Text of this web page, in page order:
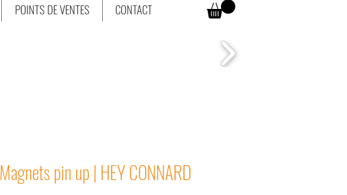
POINTS DE VENTES CONTACT
Magnets pin up | HEY CONNARD